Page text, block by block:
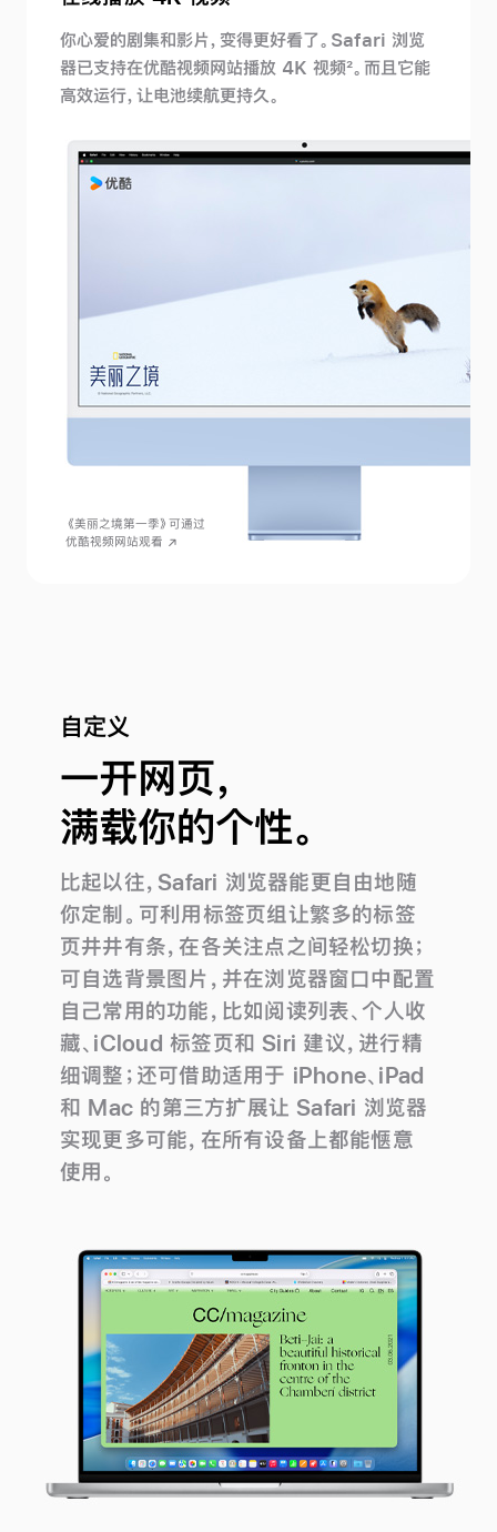
你心爱的剧集和影片，变得更好看了。Safari 浏览
器已支持在优酷视频网站播放 4K 视频2。 而且它能
高效运行，让电池续航更持久。
《美丽之境第一季》可通过
优酷视频网站观看
自定义
一开网页，
满载你的个性。
比起以往，Safari 浏览器能更自由地随
你定制。可利用标签页组让繁多的标签
页井井有条，在各关注点之间轻松切换；
可自选背景图片，并在浏览器窗口中配置
自己常用的功能，比如阅读列表、个人收
藏、iCloud 标签页和 Siri 建议，进行精
细调整；还可借助适用于 iPhone、iPad
和 Mac 的第三方扩展让 Safari 浏览器
实现更多可能，在所有设备上都能惬意
使用。